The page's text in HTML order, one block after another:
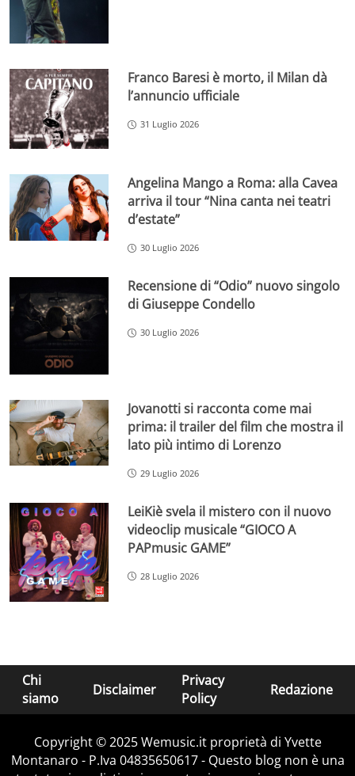
Franco Baresi è morto, il Milan dà
l’annuncio ufficiale
31 Luglio 2026
Angelina Mango a Roma: alla Cavea
arriva il tour “Nina canta nei teatri
d’estate”
30 Luglio 2026
Recensione di “Odio” nuovo singolo
di Giuseppe Condello
30 Luglio 2026
Jovanotti si racconta come mai
prima: il trailer del film che mostra il
lato più intimo di Lorenzo
29 Luglio 2026
LeiKiè svela il mistero con il nuovo
videoclip musicale “GIOCO A
PAPmusic GAME”
28 Luglio 2026
Chi
siamo
Disclaimer
Privacy
Policy
Redazione
Copyright © 2025 Wemusic.it proprietà di Yvette
Montanaro - P.Iva 04835650617 - Questo blog non è una